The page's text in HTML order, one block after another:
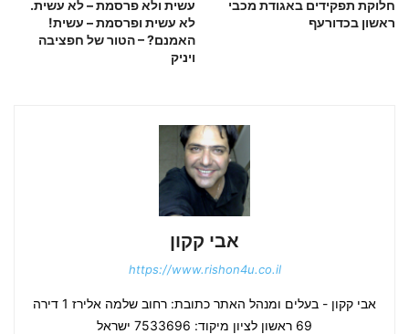
עשית ולא פרסמת – לא עשית.
לא עשית ופרסמת – עשית!
האמנם? – הטור של חפציבה
ויניק
חלוקת תפקידים באגודת מכבי
ראשון בכדורעף
אבי קקון
https://www.rishon4u.co.il
אבי קקון - בעלים ומנהל האתר כתובת: רחוב שלמה אלירז 1 דירה
69 ראשון לציון מיקוד: 7533696 ישראל